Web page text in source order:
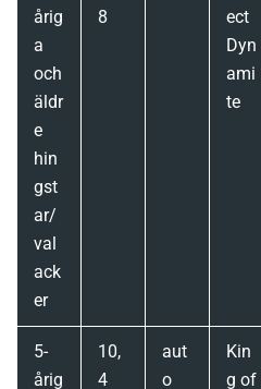
årig
a
och
äldr
e
hin
gst
ar/
val
ack
er
8
ect
Dyn
ami
te
5-
årig
10,
4
aut
o
Kin
g of